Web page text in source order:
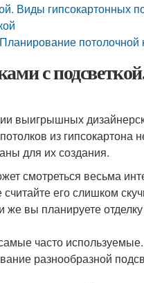
Виды гипсокартонных
потолочной
с
выигрышных
из
для их создания.
смотреться весьма
его слишком
вы планируете
часто
разнообразной